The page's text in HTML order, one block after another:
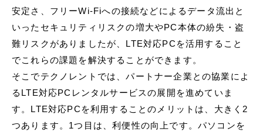
安定さ、フリーWi-Fiへの接続などによるデータ流出と
いったセキュリティリスクの増大やPC本体の紛失・盗
難リスクがありましたが、LTE対応PCを活用すること
でこれらの課題を解決することができます。
そこでテクノレントでは、パートナー企業との協業によ
るLTE対応PCレンタルサービスの展開を進めていま
す。LTE対応PCを利用することのメリットは、大きく2
つあります。1つ目は、利便性の向上です。パソコンを